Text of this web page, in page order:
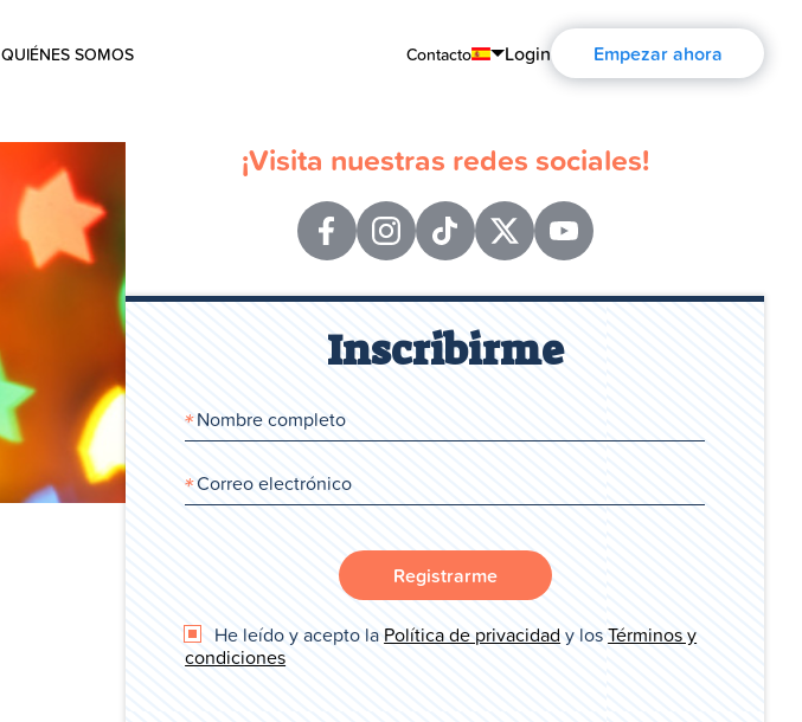
Contacto
Português
Español
Français
Deutsch
Русский
Login Empezar ahora
QUIÉNES SOMOS
La historia de Aharon Rosen
Certificación
Blog
¡Visita nuestras redes sociales!
Inscribirme
Registrarme
He leído y acepto la Política de privacidad y losTérminos y
condiciones